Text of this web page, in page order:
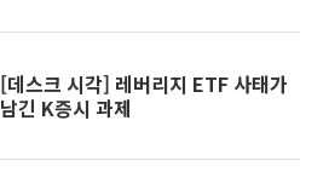
[데스크 시각] 레버리지 ETF 사태가
남긴 K증시 과제